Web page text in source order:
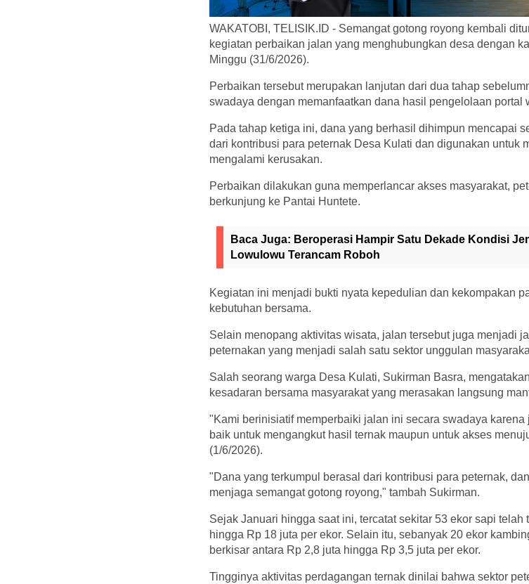
WAKATOBI, TELISIK.ID - Semangat gotong royong kembali
kegiatan perbaikan jalan yang menghubungkan desa dengan
Minggu (31/6/2026).
Perbaikan tersebut merupakan lanjutan dari dua tahap
swadaya dengan memanfaatkan dana hasil pengelolaan portal
Pada tahap ketiga ini, dana yang berhasil dihimpun mencapai
dari kontribusi para peternak Desa Kulati dan digunakan untuk
mengalami kerusakan.
Perbaikan dilakukan guna memperlancar akses masyarakat,
berkunjung ke Pantai Huntete.
Baca Juga: Beroperasi Hampir Satu Dekade Kondisi
Lowulowu Terancam Roboh
Kegiatan ini menjadi bukti nyata kepedulian dan kekompakan
kebutuhan bersama.
Selain menopang aktivitas wisata, jalan tersebut juga menjadi
peternakan yang menjadi salah satu sektor unggulan
Salah seorang warga Desa Kulati, Sukirman Basra,
kesadaran bersama masyarakat yang merasakan langsung
"Kami berinisiatif memperbaiki jalan ini secara swadaya
baik untuk mengangkut hasil ternak maupun untuk akses
(1/6/2026).
"Dana yang terkumpul berasal dari kontribusi para peternak,
menjaga semangat gotong royong," tambah Sukirman.
Sejak Januari hingga saat ini, tercatat sekitar 53 ekor sapi
hingga Rp 18 juta per ekor. Selain itu, sebanyak 20 ekor
berkisar antara Rp 2,8 juta hingga Rp 3,5 juta per ekor.
Tingginya aktivitas perdagangan ternak dinilai bahwa sektor